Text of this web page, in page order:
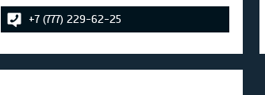
+7 (777) 229-62-25